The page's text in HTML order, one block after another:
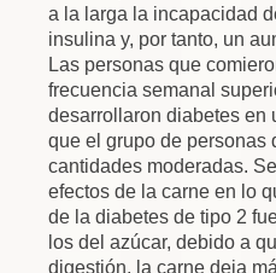
a la larga la incapacidad
insulina y, por tanto, un
Las personas que
frecuencia semanal
desarrollaron diabetes en
que el grupo de personas
cantidades moderadas.
efectos de la carne en lo
de la diabetes de tipo 2
los del azúcar, debido a
digestión, la carne deja